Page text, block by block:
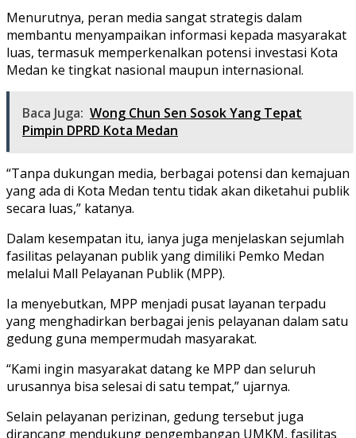
Menurutnya, peran media sangat strategis dalam
membantu menyampaikan informasi kepada masyarakat
luas, termasuk memperkenalkan potensi investasi Kota
Medan ke tingkat nasional maupun internasional.
Baca Juga: Wong Chun Sen Sosok Yang Tepat
Pimpin DPRD Kota Medan
“Tanpa dukungan media, berbagai potensi dan kemajuan
yang ada di Kota Medan tentu tidak akan diketahui publik
secara luas,” katanya.
Dalam kesempatan itu, ianya juga menjelaskan sejumlah
fasilitas pelayanan publik yang dimiliki Pemko Medan
melalui Mall Pelayanan Publik (MPP).
Ia menyebutkan, MPP menjadi pusat layanan terpadu
yang menghadirkan berbagai jenis pelayanan dalam satu
gedung guna mempermudah masyarakat.
“Kami ingin masyarakat datang ke MPP dan seluruh
urusannya bisa selesai di satu tempat,” ujarnya.
Selain pelayanan perizinan, gedung tersebut juga
dirancang mendukung pengembangan UMKM, fasilitas